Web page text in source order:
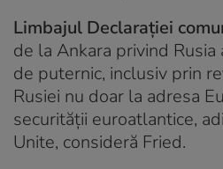
Limbajul Declarației
de la Ankara privind
de puternic, inclusiv prin
Rusiei nu doar la adresa
securității euroatlantice,
Unite, consideră Fried.